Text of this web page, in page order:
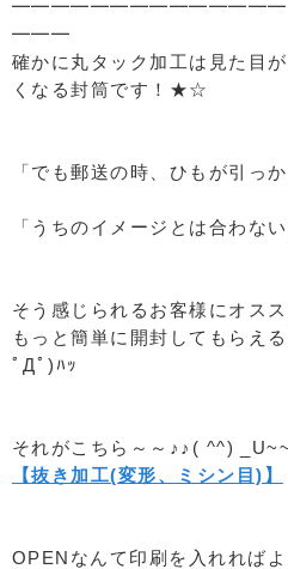
━━━
確かに丸タック加工は見た目
くなる封筒です！★☆
「でも郵送の時、ひもが引っ
「うちのイメージとは合わない
そう感じられるお客様にオスス
もっと簡単に開封してもらえ
ﾟДﾟ)ﾊｯ
それがこちら～～♪♪( ^^)
【抜き加工(変形、ミシン目)】
OPENなんて印刷を入れれば